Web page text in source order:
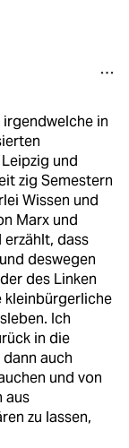
in
und
zig Semestern
Wissen und
Marx und
erzählt, dass
deswegen
des Linken
kleinbürgerliche
Ich
in die
auch
und von
aus
zu lassen,